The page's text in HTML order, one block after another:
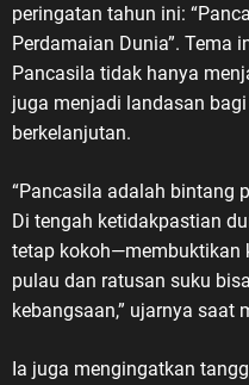
peringatan tahun ini:
Perdamaian Dunia”. Tema
Pancasila tidak hanya
juga menjadi landasan
berkelanjutan.
“Pancasila adalah bintang
Di tengah ketidakpastian
tetap kokoh—membuktikan
pulau dan ratusan suku
kebangsaan,” ujarnya saat
Ia juga mengingatkan